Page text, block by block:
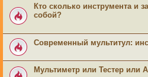
Кто сколько инструмента и
собой?
Современный мультитул:
Мультиметр или Тестер или